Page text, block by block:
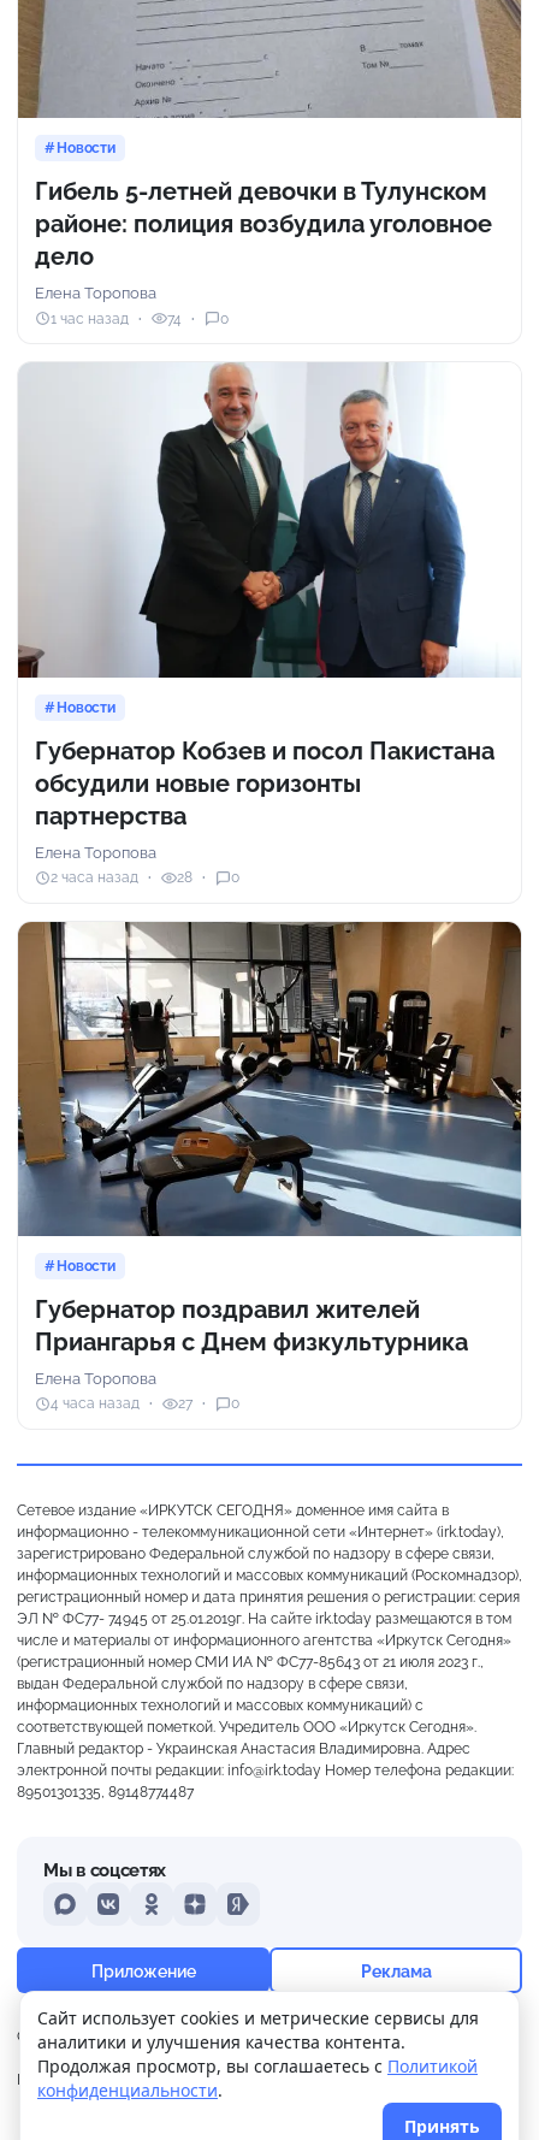
+16° Переменная облачность
Ощущается как +16
9 м/с 760 мм 92%
Новости
Гибель 5-летней девочки в Тулунском
районе: полиция возбудила уголовное
дело
Елена Торопова
1 час назад 74 0
Новости
Губернатор Кобзев и посол Пакистана
обсудили новые горизонты
партнерства
Елена Торопова
2 часа назад 28 0
Новости
Губернатор поздравил жителей
Приангарья с Днем физкультурника
Елена Торопова
4 часа назад 27 0
Сетевое издание «ИРКУТСК СЕГОДНЯ» доменное имя сайта в
информационно - телекоммуникационной сети «Интернет» (irk.today),
зарегистрировано Федеральной службой по надзору в сфере связи,
информационных технологий и массовых коммуникаций (Роскомнадзор),
регистрационный номер и дата принятия решения о регистрации: серия
ЭЛ № ФС77- 74945 от 25.01.2019г. На сайте irk.today размещаются в том
числе и материалы от информационного агентства «Иркутск Сегодня»
(регистрационный номер СМИ ИА № ФС77-85643 от 21 июля 2023 г.,
выдан Федеральной службой по надзору в сфере связи,
информационных технологий и массовых коммуникаций) с
соответствующей пометкой. Учредитель ООО «Иркутск Сегодня».
Главный редактор - Украинская Анастасия Владимировна. Адрес
электронной почты редакции: info@irk.today Номер телефона редакции:
89501301335, 89148774487
О нас Контакты Прислать новость
Реклама
Политика
конфиденциальности
Мы в соцсетях
MAXVKontakteOdnoklassniki
DzenYandex
Приложение Реклама
Сайт использует cookies и метрические сервисы для
аналитики и улучшения качества контента.
Продолжая просмотр, вы соглашаетесь с Политикой
конфиденциальности.
Принять